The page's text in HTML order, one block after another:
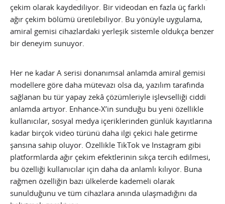
çekim olarak kaydediliyor. Bir videodan en fazla üç farklı
ağır çekim bölümü üretilebiliyor. Bu yönüyle uygulama,
amiral gemisi cihazlardaki yerleşik sistemle oldukça benzer
bir deneyim sunuyor.
Her ne kadar A serisi donanımsal anlamda amiral gemisi
modellere göre daha mütevazı olsa da, yazılım tarafında
sağlanan bu tür yapay zekâ çözümleriyle işlevselliği ciddi
anlamda artıyor. Enhance-X’in sunduğu bu yeni özellikle
kullanıcılar, sosyal medya içeriklerinden günlük kayıtlarına
kadar birçok video türünü daha ilgi çekici hale getirme
şansına sahip oluyor. Özellikle TikTok ve Instagram gibi
platformlarda ağır çekim efektlerinin sıkça tercih edilmesi,
bu özelliği kullanıcılar için daha da anlamlı kılıyor. Buna
rağmen özelliğin bazı ülkelerde kademeli olarak
sunulduğunu ve tüm cihazlara anında ulaşmadığını da